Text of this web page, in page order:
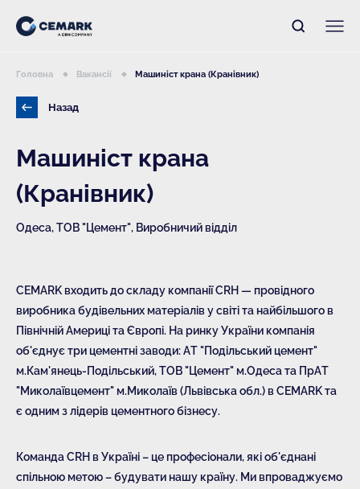
Назад
Головна Вакансії Машиніст крана (Кранівник)
Машиніст крана
(Кранівник)
Одеса, ТОВ "Цемент", Виробничий відділ
CEMARK входить до складу компанії CRH — провідного
виробника будівельних матеріалів у світі та найбільшого в
Північній Америці та Європі. На ринку України компанія
об'єднує три цементні заводи: АТ "Подільський цемент"
м.Кам'янець-Подільський, ТОВ "Цемент" м.Одеса та ПрАТ
"Миколаївцемент" м.Миколаїв (Львівська обл.) в CEMARK та
є одним з лідерів цементного бізнесу.
Команда CRH в Україні – це професіонали, які об'єднані
спільною метою – будувати нашу країну. Ми впроваджуємо